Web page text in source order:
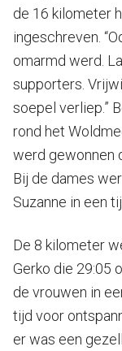
de 16 kilometer
ingeschreven.
omarmd werd.
supporters.
soepel verliep.”
rond het
werd gewonnen
Bij de dames
Suzanne in een
De 8 kilometer
Gerko die 29:05
de vrouwen in
tijd voor
er was een